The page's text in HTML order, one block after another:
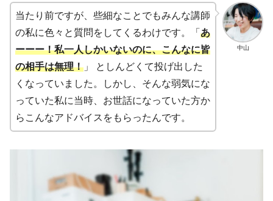
中山
当たり前ですが、些細なことでもみんな講師
の私に色々と質問をしてくるわけです。「 あ
ーーー！私一人しかいないのに、こんなに皆
の相手は無理！ 」 としんどくて投げ出した
くなっていました。しかし、そんな弱気にな
っていた私に当時、お世話になっていた方か
らこんなアドバイスをもらったんです。